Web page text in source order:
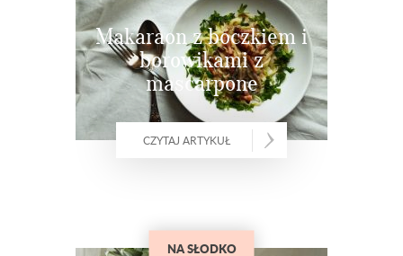
Makaraon z boczkiem i
borowikami z
mascarpone
CZYTAJ ARTYKUŁ
NA SŁODKO